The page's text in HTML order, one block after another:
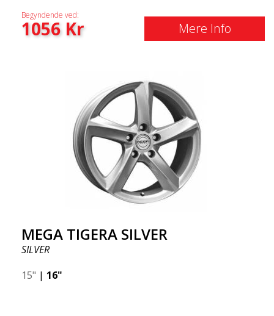
Begyndende ved:
1056Kr Mere Info
MEGA TIGERA SILVER
SILVER
15" | 16"